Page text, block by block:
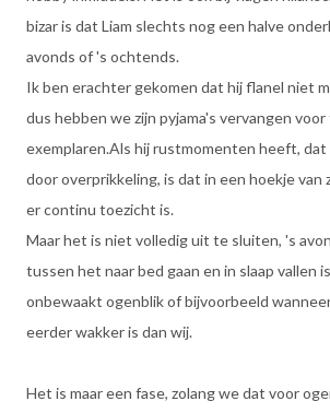
bizar is dat Liam slechts nog een halve
avonds of 's ochtends.
Ik ben erachter gekomen dat hij flanel niet
dus hebben we zijn pyjama's vervangen
exemplaren.Als hij rustmomenten heeft,
door overprikkeling, is dat in een hoekje van
er continu toezicht is.
Maar het is niet volledig uit te sluiten, 's
tussen het naar bed gaan en in slaap vallen
onbewaakt ogenblik of bijvoorbeeld
eerder wakker is dan wij.
Het is maar een fase, zolang we dat voor